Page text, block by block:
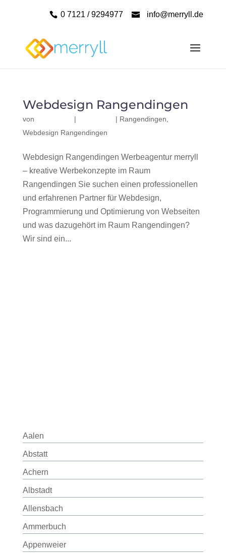
0 7121 / 9294977 info@merryll.de
Webdesign Rangendingen
von | | Rangendingen
Webdesign Rangendingen
Webdesign Rangendingen Werbeagentur merryll
– kreative Werbekonzepte im Raum
Rangendingen Sie suchen einen professionellen
und erfahrenen Partner für Webdesign,
Programmierung und Optimierung von Webseiten
und was dazugehört im Raum Rangendingen?
Wir sind ein...
Aalen
Abstatt
Achern
Albstadt
Allensbach
Ammerbuch
Appenweier